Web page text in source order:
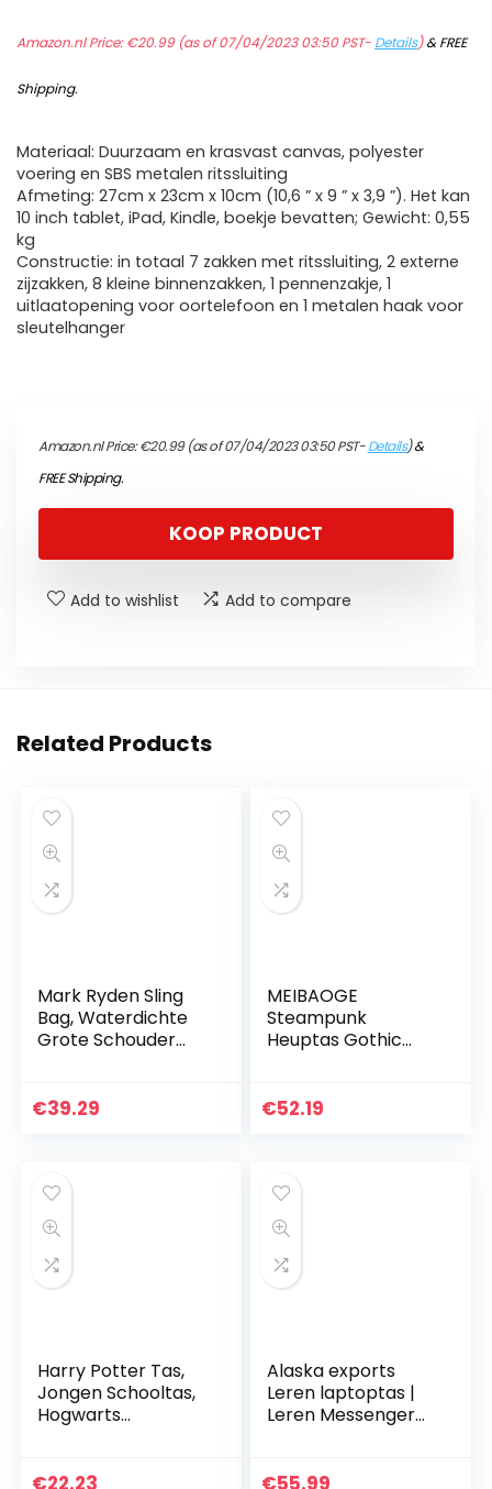
Amazon.nl Price:€20.99(as of 07/04/2023 03:50 PST- Details)&FREE
Shipping.
Materiaal: Duurzaam en krasvast canvas, polyester
voering en SBS metalen ritssluiting
Afmeting: 27cm x 23cm x 10cm (10,6 ” x 9 ” x 3,9 ”). Het kan
10 inch tablet, iPad, Kindle, boekje bevatten; Gewicht: 0,55
kg
Constructie: in totaal 7 zakken met ritssluiting, 2 externe
zijzakken, 8 kleine binnenzakken, 1 pennenzakje, 1
uitlaatopening voor oortelefoon en 1 metalen haak voor
sleutelhanger
Amazon.nl Price:€20.99(as of 07/04/2023 03:50 PST-Details)&
FREE Shipping.
KOOP PRODUCT
Add to wishlist Add to compare
Related Products
Mark Ryden Sling
Bag, Waterdichte
Grote Schouder
Lichtgewicht
€39.29
MEIBAOGE
Steampunk
Heuptas Gothic
Goth
€52.19
Harry Potter Tas,
Jongen Schooltas,
Hogwarts
Kinderen en
Alaska exports
Leren laptoptas |
Leren Messenger
Aktetassen voor